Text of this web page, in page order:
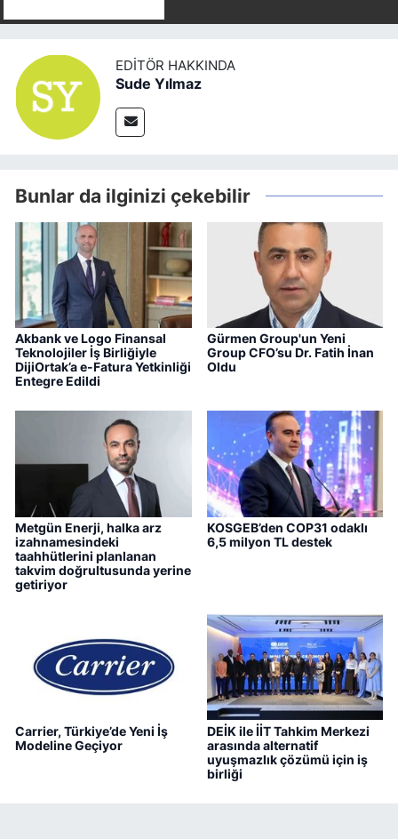
EDITÖR HAKKINDA
Sude Yılmaz
Bunlar da ilginizi çekebilir
Akbank ve Logo Finansal
Teknolojiler İş Birliğiyle
DijiOrtak’a e-Fatura Yetkinliği
Entegre Edildi
Gürmen Group'un Yeni
Group CFO’su Dr. Fatih İnan
Oldu
Metgün Enerji, halka arz
izahnamesindeki
taahhütlerini planlanan
takvim doğrultusunda yerine
getiriyor
KOSGEB’den COP31 odaklı
6,5 milyon TL destek
Carrier, Türkiye’de Yeni İş
Modeline Geçiyor
DEİK ile İİT Tahkim Merkezi
arasında alternatif
uyuşmazlık çözümü için iş
birliği